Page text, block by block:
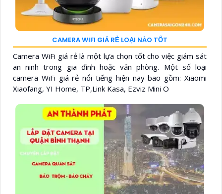
CAMERA WIFI GIÁ RẺ LOẠI NÀO TỐT
Camera WiFi giá rẻ là một lựa chọn tốt cho việc giám sát
an ninh trong gia đình hoặc văn phòng. Một số loại
camera WiFi giá rẻ nổi tiếng hiện nay bao gồm: Xiaomi
Xiaofang, YI Home, TP,Link Kasa, Ezviz Mini O